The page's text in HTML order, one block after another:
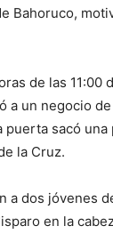
Bahoruco,
de las 11:00
a un negocio
sacó
la Cruz.
a dos jóvenes
en la